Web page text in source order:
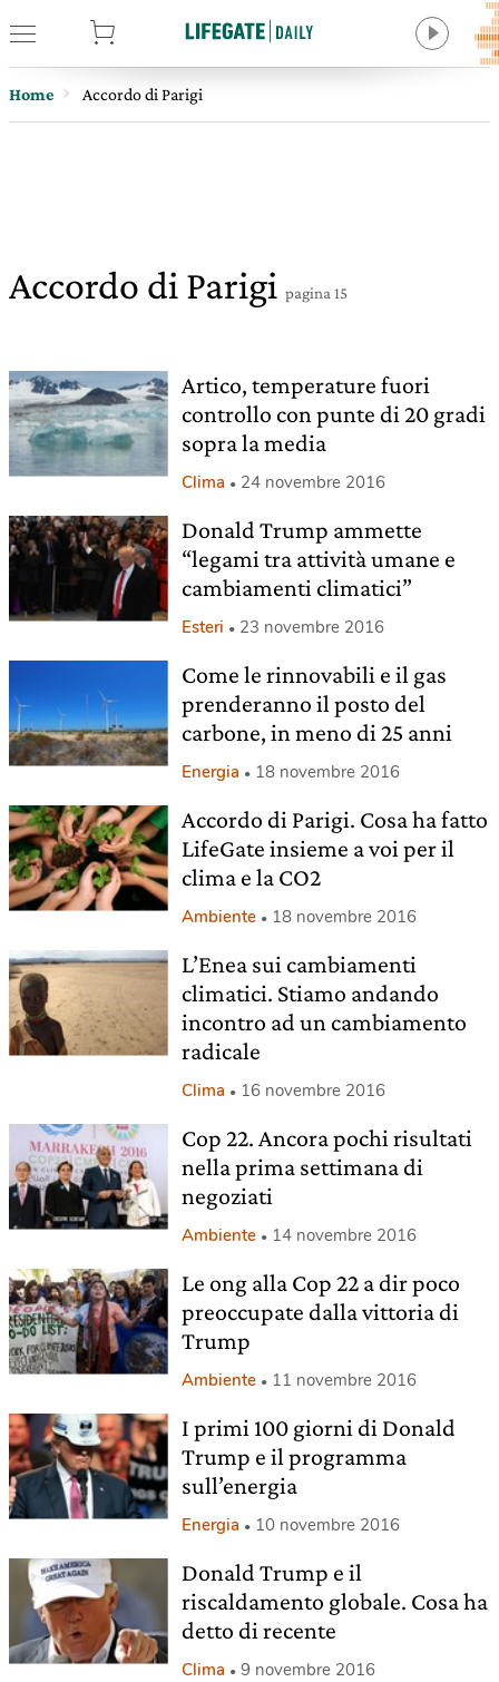
Home Accordo di Parigi
Accordo di Parigi pagina 15
Artico, temperature fuori
controllo con punte di 20 gradi
sopra la media
Clima 24 novembre 2016
Donald Trump ammette
“legami tra attività umane e
cambiamenti climatici”
Esteri 23 novembre 2016
Come le rinnovabili e il gas
prenderanno il posto del
carbone, in meno di 25 anni
Energia 18 novembre 2016
Accordo di Parigi. Cosa ha fatto
LifeGate insieme a voi per il
clima e la CO2
Ambiente 18 novembre 2016
L’Enea sui cambiamenti
climatici. Stiamo andando
incontro ad un cambiamento
radicale
Clima 16 novembre 2016
Cop 22. Ancora pochi risultati
nella prima settimana di
negoziati
Ambiente 14 novembre 2016
Le ong alla Cop 22 a dir poco
preoccupate dalla vittoria di
Trump
Ambiente 11 novembre 2016
I primi 100 giorni di Donald
Trump e il programma
sull’energia
Energia 10 novembre 2016
Donald Trump e il
riscaldamento globale. Cosa ha
detto di recente
Clima 9 novembre 2016